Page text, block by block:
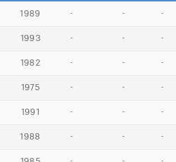
1989 - - -
1993 - - -
1982 - - -
1975 - - -
1991 - - -
1988 - - -